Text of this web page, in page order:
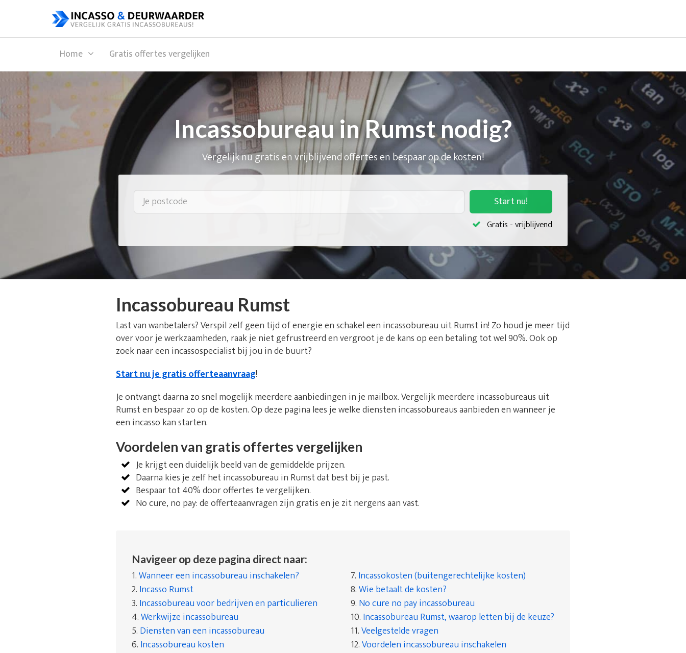
Home Gratis offertes vergelijken
Incassobureau in Rumst nodig?
Vergelijk nu gratis en vrijblijvend offertes en bespaar op de kosten!
Start nu!
Gratis - vrijblijvend
Incassobureau Rumst
Last van wanbetalers? Verspil zelf geen tijd of energie en schakel een incassobureau uit Rumst in! Zo houd je meer tijd
over voor je werkzaamheden, raak je niet gefrustreerd en vergroot je de kans op een betaling tot wel 90%. Ook op
zoek naar een incassospecialist bij jou in de buurt?
Start nu je gratis offerteaanvraag!
Je ontvangt daarna zo snel mogelijk meerdere aanbiedingen in je mailbox. Vergelijk meerdere incassobureaus uit
Rumst en bespaar zo op de kosten. Op deze pagina lees je welke diensten incassobureaus aanbieden en wanneer je
een incasso kan starten.
Voordelen van gratis offertes vergelijken
Je krijgt een duidelijk beeld van de gemiddelde prijzen.
Daarna kies je zelf het incassobureau in Rumst dat best bij je past.
Bespaar tot 40% door offertes te vergelijken.
No cure, no pay: de offerteaanvragen zijn gratis en je zit nergens aan vast.
Navigeer op deze pagina direct naar:
1.Wanneer een incassobureau inschakelen?
2. Incasso Rumst
3. Incassobureau voor bedrijven en particulieren
4.Werkwijze incassobureau
5. Diensten van een incassobureau
6. Incassobureau kosten
7. Incassokosten (buitengerechtelijke kosten)
8.Wie betaalt de kosten?
9. No cure no pay incassobureau
10. Incassobureau Rumst, waarop letten bij de keuze?
11.Veelgestelde vragen
12.Voordelen incassobureau inschakelen